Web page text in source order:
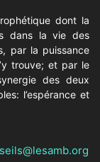
dont la
dans la vie des
par la puissance
trouve; et par le
des deux
l’espérance et